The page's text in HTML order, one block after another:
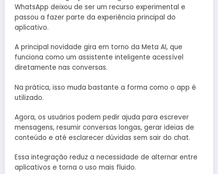
WhatsApp deixou de ser um recurso experimental e
passou a fazer parte da experiência principal do
aplicativo.
A principal novidade gira em torno da Meta AI, que
funciona como um assistente inteligente acessível
diretamente nas conversas.
Na prática, isso muda bastante a forma como o app é
utilizado.
Agora, os usuários podem pedir ajuda para escrever
mensagens, resumir conversas longas, gerar ideias de
conteúdo e até esclarecer dúvidas sem sair do chat.
Essa integração reduz a necessidade de alternar entre
aplicativos e torna o uso mais fluido.